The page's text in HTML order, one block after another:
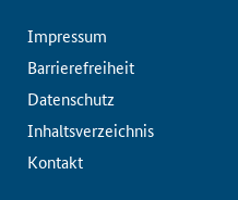
Impressum
Barrierefreiheit
Datenschutz
Inhaltsverzeichnis
Kontakt